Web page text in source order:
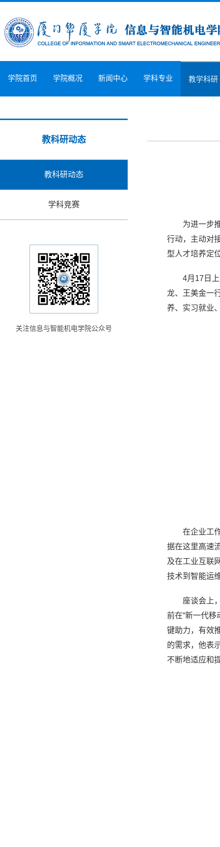
学院首页 学院概况 新闻中心 学科专业 教学科研
教科研动态
教科研动态
学科竞赛
关注信息与智能机电学院公众号
为进一步
行动，主动对
型人才培养定
4月17日
龙、王美金一
养、实习就业
在企业工
据在这里高速
及在工业互联
技术到智能运
座谈会上
前在“新一代
键助力，有效
的需求，他表
不断地适应和